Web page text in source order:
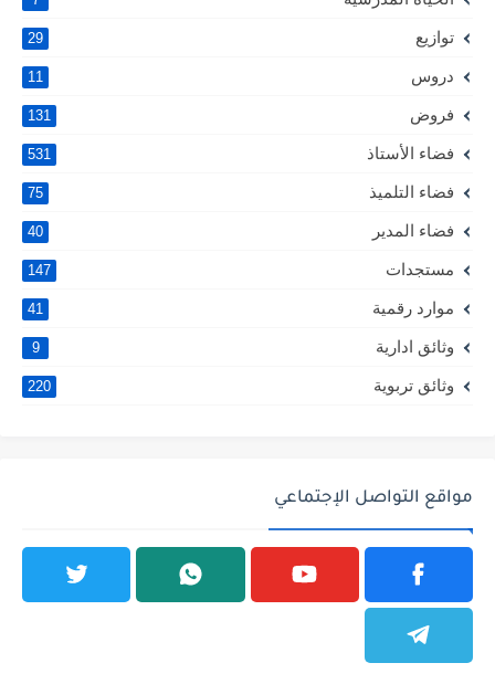
توازيع 29
دروس 11
فروض 131
فضاء الأستاذ 531
فضاء التلميذ 75
فضاء المدير 40
مستجدات 147
موارد رقمية 41
وثائق ادارية 9
وثائق تربوية 220
مواقع التواصل الإجتماعي